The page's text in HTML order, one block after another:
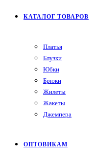
КАТАЛОГ ТОВАРОВ
Платья
Блузки
Юбки
Брюки
Жилеты
Жакеты
Джемпера
ОПТОВИКАМ